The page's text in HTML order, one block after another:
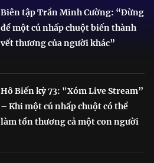
Biên tập Trần Minh Cường: “Đừng
để một cú nhấp chuột biến thành
vết thương của người khác”
Hô Biến kỳ 73: "Xóm Live Stream”
– Khi một cú nhấp chuột có thể
làm tổn thương cả một con người